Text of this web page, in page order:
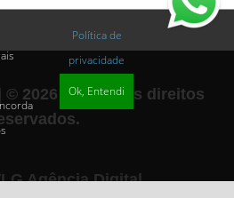
© 2026 - Todos os direitos
Agência Digital
Política de
privacidade
Ok, Entendi